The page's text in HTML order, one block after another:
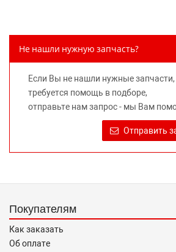
предлагаемых к продаже запасных
правообладателей указанных
Требование предоставлять
достоверную информацию о товаре,
продаже, обеспечивающую
выбора возложено на продавца
«О защите прав потребителей».
Не нашли нужную запчасть?
Если Вы не нашли нужные
требуется помощь в подборе,
отправьте нам запрос - мы Вам
Отправить
Покупателям
Как заказать
Об оплате